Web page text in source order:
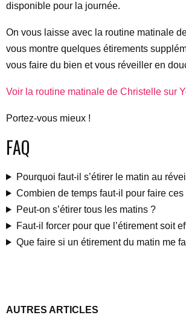
disponible pour la journée.
On vous laisse avec la routine matinale
vous montre quelques étirements
vous faire du bien et vous réveiller en
Voir la routine matinale de Christelle sur
Portez-vous mieux !
FAQ
Pourquoi faut-il s’étirer le matin au
Combien de temps faut-il pour faire
Peut-on s’étirer tous les matins ?
Faut-il forcer pour que l’étirement soit
Que faire si un étirement du matin me
AUTRES ARTICLES